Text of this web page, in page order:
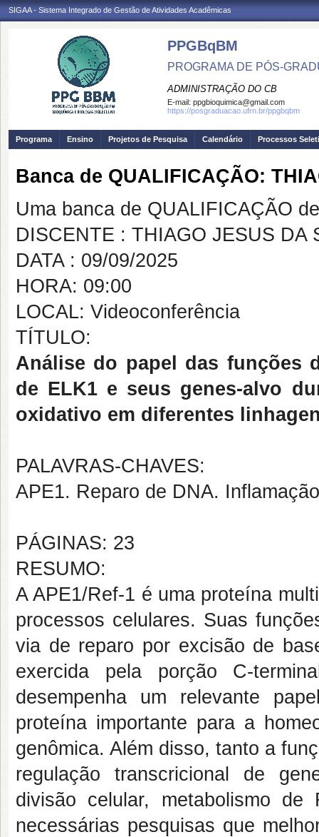
SIGAA - Sistema Integrado de Gestão de Atividades Acadêmicas
PPGBqBM
PROGRAMA DE PÓS-
ADMINISTRAÇÃO DO CB
E-mail: ppgbioquimica@gmail.com
https://posgraduacao.ufrn.br/ppgbqbm
Programa Ensino Projetos de Pesquisa Calendário Processos
Banca de QUALIFICAÇÃO:
Uma banca de QUALIFICAÇÃO
DISCENTE : THIAGO JESUS DA
DATA : 09/09/2025
HORA: 09:00
LOCAL: Videoconferência
TÍTULO:
Análise do papel das funções
de ELK1 e seus genes-alvo
oxidativo em diferentes
PALAVRAS-CHAVES:
APE1. Reparo de DNA.
PÁGINAS: 23
RESUMO:
A APE1/Ref-1 é uma proteína
processos celulares. Suas
via de reparo por excisão de
exercida pela porção C-
desempenha um relevante
proteína importante para a
genômica. Além disso, tanto a
regulação transcricional de
divisão celular, metabolismo
necessárias pesquisas que